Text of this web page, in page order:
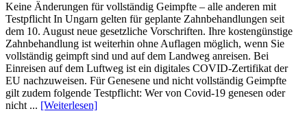
Keine Änderungen für vollständig Geimpfte – alle anderen mit
Testpflicht In Ungarn gelten für geplante Zahnbehandlungen seit
dem 10. August neue gesetzliche Vorschriften. Ihre kostengünstige
Zahnbehandlung ist weiterhin ohne Auflagen möglich, wenn Sie
vollständig geimpft sind und auf dem Landweg anreisen. Bei
Einreisen auf dem Luftweg ist ein digitales COVID-Zertifikat der
EU nachzuweisen. Für Genesene und nicht vollständig Geimpfte
gilt zudem folgende Testpflicht: Wer von Covid-19 genesen oder
nicht ... [Weiterlesen]